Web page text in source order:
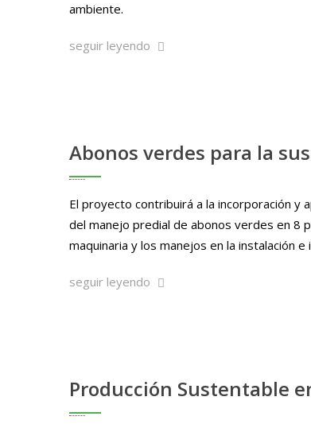
ambiente.
seguir leyendo
Abonos verdes para la
El proyecto contribuirá a la incorporación y
del manejo predial de abonos verdes en 8
maquinaria y los manejos en la instalación e
seguir leyendo
Producción Sustentable